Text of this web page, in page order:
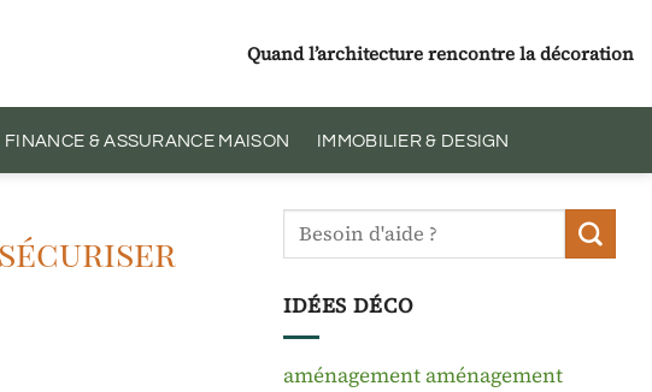
Quand l’architecture rencontre la décoration
FINANCE & ASSURANCE MAISON IMMOBILIER & DESIGN
IDÉES DÉCO
aménagementaménagement